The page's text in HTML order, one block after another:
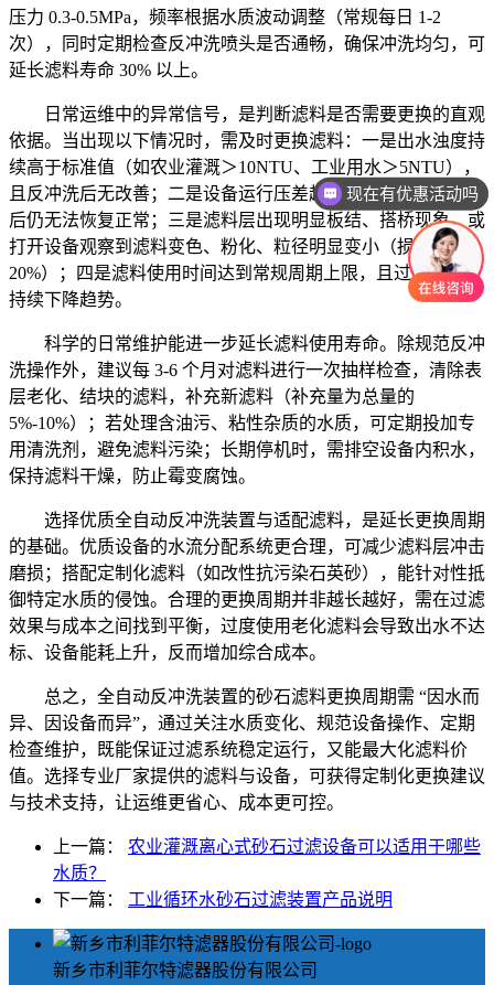
压力 0.3-0.5MPa，频率根据水质波动调整（常规每日 1-2
次），同时定期检查反冲洗喷头是否通畅，确保冲洗均匀，可
延长滤料寿命 30% 以上。
日常运维中的异常信号，是判断滤料是否需要更换的直观
依据。当出现以下情况时，需及时更换滤料：一是出水浊度持
续高于标准值（如农业灌溉＞10NTU、工业用水＞5NTU），
且反冲洗后无改善；二是设备运行压差超过 0.08MPa，反冲洗
后仍无法恢复正常；三是滤料层出现明显板结、搭桥现象，或
打开设备观察到滤料变色、粉化、粒径明显变小（损耗超过
20%）；四是滤料使用时间达到常规周期上限，且过滤效率呈
持续下降趋势。
科学的日常维护能进一步延长滤料使用寿命。除规范反冲
洗操作外，建议每 3-6 个月对滤料进行一次抽样检查，清除表
层老化、结块的滤料，补充新滤料（补充量为总量的
5%-10%）；若处理含油污、粘性杂质的水质，可定期投加专
用清洗剂，避免滤料污染；长期停机时，需排空设备内积水，
保持滤料干燥，防止霉变腐蚀。
选择优质全自动反冲洗装置与适配滤料，是延长更换周期
的基础。优质设备的水流分配系统更合理，可减少滤料层冲击
磨损；搭配定制化滤料（如改性抗污染石英砂），能针对性抵
御特定水质的侵蚀。合理的更换周期并非越长越好，需在过滤
效果与成本之间找到平衡，过度使用老化滤料会导致出水不达
标、设备能耗上升，反而增加综合成本。
总之，全自动反冲洗装置的砂石滤料更换周期需 “因水而
异、因设备而异”，通过关注水质变化、规范设备操作、定期
检查维护，既能保证过滤系统稳定运行，又能最大化滤料价
值。选择专业厂家提供的滤料与设备，可获得定制化更换建议
与技术支持，让运维更省心、成本更可控。
上一篇： 农业灌溉离心式砂石过滤设备可以适用于哪些
水质？
下一篇： 工业循环水砂石过滤装置产品说明
新乡市利菲尔特滤器股份有限公司
现在有优惠活动吗